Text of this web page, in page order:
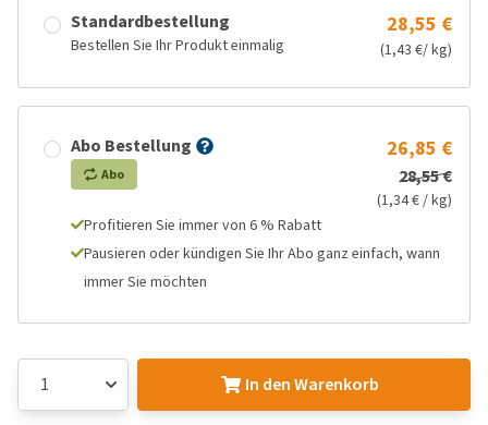
Standardbestellung
Bestellen Sie Ihr Produkt einmalig
28,55 €
(1,43 €/ kg)
Abo Bestellung
Abo
26,85 €
28,55 €
(1,34 € / kg)
Profitieren Sie immer von 6 % Rabatt
Pausieren oder kündigen Sie Ihr Abo ganz einfach, wann
immer Sie möchten
In den Warenkorb